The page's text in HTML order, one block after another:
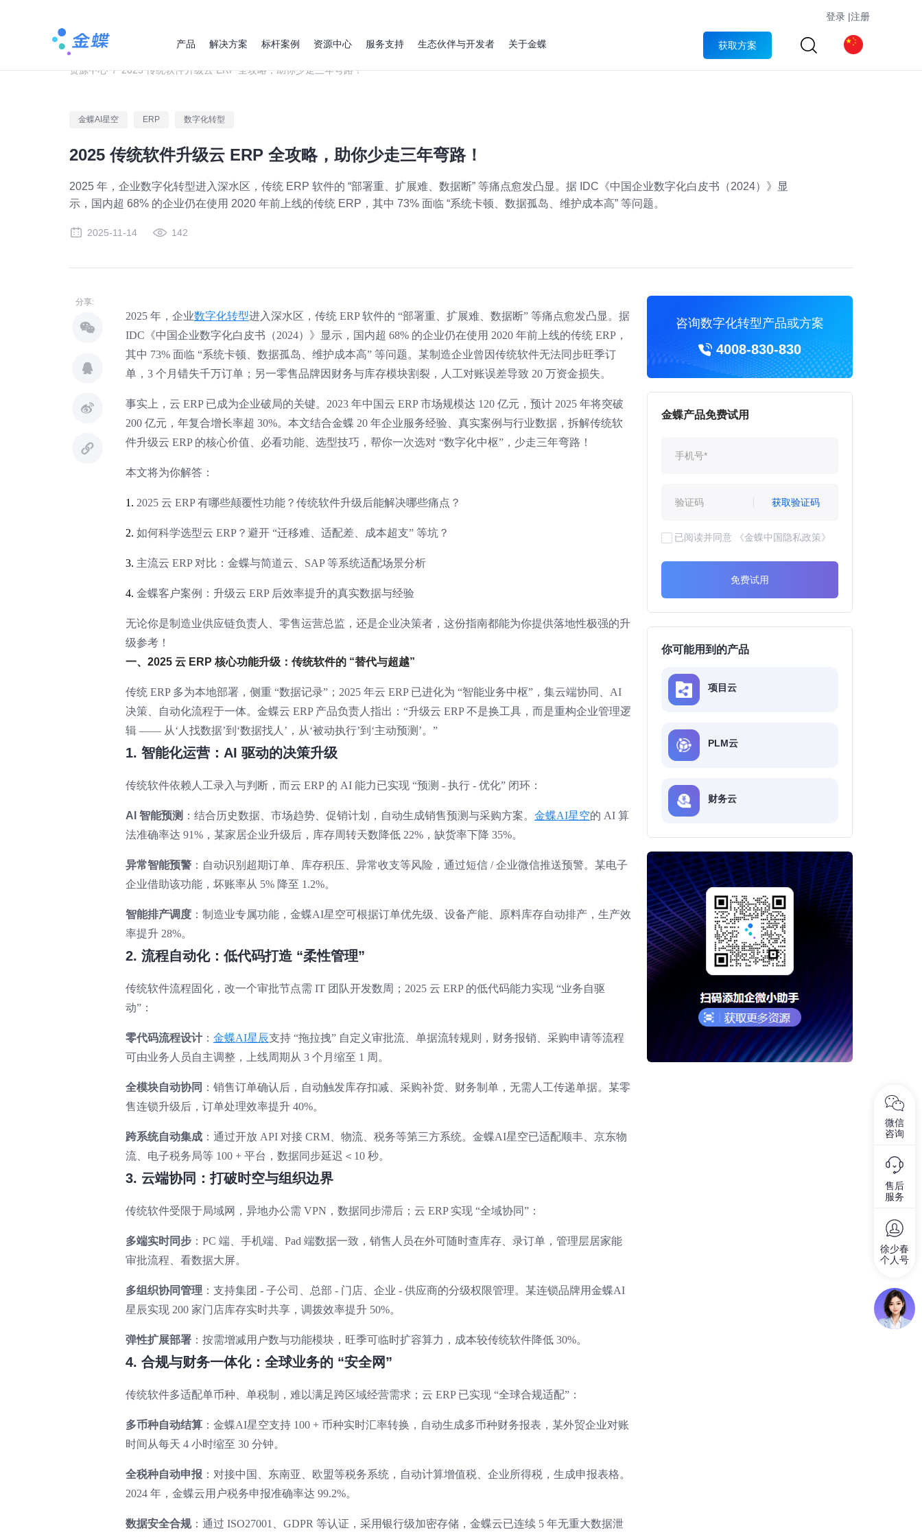
登录 |注册
产品 解决方案 标杆案例 资源中心 服务支持 生态伙伴与开发者 关于金蝶 获取方案
资源中心 / 2025 传统软件升级云 ERP 全攻略，助你少走三年弯路！
金蝶AI星空 ERP 数字化转型
2025 传统软件升级云 ERP 全攻略，助你少走三年弯路！
2025 年，企业数字化转型进入深水区，传统 ERP 软件的 “部署重、扩展难、数据断” 等痛点愈发凸显。据 IDC《中国企业数字化白皮书（2024）》显
示，国内超 68% 的企业仍在使用 2020 年前上线的传统 ERP，其中 73% 面临 “系统卡顿、数据孤岛、维护成本高” 等问题。
2025-11-14 142
分享:
2025 年，企业数字化转型进入深水区，传统 ERP 软件的 “部署重、扩展难、数据断” 等痛点愈发凸显。据
IDC《中国企业数字化白皮书（2024）》显示，国内超 68% 的企业仍在使用 2020 年前上线的传统 ERP，
其中 73% 面临 “系统卡顿、数据孤岛、维护成本高” 等问题。某制造企业曾因传统软件无法同步旺季订
单，3 个月错失千万订单；另一零售品牌因财务与库存模块割裂，人工对账误差导致 20 万资金损失。
事实上，云 ERP 已成为企业破局的关键。2023 年中国云 ERP 市场规模达 120 亿元，预计 2025 年将突破
200 亿元，年复合增长率超 30%。本文结合金蝶 20 年企业服务经验、真实案例与行业数据，拆解传统软
件升级云 ERP 的核心价值、必看功能、选型技巧，帮你一次选对 “数字化中枢”，少走三年弯路！
本文将为你解答：
1. 2025 云 ERP 有哪些颠覆性功能？传统软件升级后能解决哪些痛点？
2. 如何科学选型云 ERP？避开 “迁移难、适配差、成本超支” 等坑？
3. 主流云 ERP 对比：金蝶与简道云、SAP 等系统适配场景分析
4. 金蝶客户案例：升级云 ERP 后效率提升的真实数据与经验
无论你是制造业供应链负责人、零售运营总监，还是企业决策者，这份指南都能为你提供落地性极强的升
级参考！
一、2025 云 ERP 核心功能升级：传统软件的 “替代与超越”
传统 ERP 多为本地部署，侧重 “数据记录”；2025 年云 ERP 已进化为 “智能业务中枢”，集云端协同、AI
决策、自动化流程于一体。金蝶云 ERP 产品负责人指出：“升级云 ERP 不是换工具，而是重构企业管理逻
辑 —— 从‘人找数据’到‘数据找人’，从‘被动执行’到‘主动预测’。”
1. 智能化运营：AI 驱动的决策升级
传统软件依赖人工录入与判断，而云 ERP 的 AI 能力已实现 “预测 - 执行 - 优化” 闭环：
AI 智能预测 ：结合历史数据、市场趋势、促销计划，自动生成销售预测与采购方案。 金蝶AI星空的 AI 算
法准确率达 91%，某家居企业升级后，库存周转天数降低 22%，缺货率下降 35%。
异常智能预警：自动识别超期订单、库存积压、异常收支等风险，通过短信 / 企业微信推送预警。某电子
企业借助该功能，坏账率从 5% 降至 1.2%。
智能排产调度：制造业专属功能，金蝶AI星空可根据订单优先级、设备产能、原料库存自动排产，生产效
率提升 28%。
2. 流程自动化：低代码打造 “柔性管理”
传统软件流程固化，改一个审批节点需 IT 团队开发数周；2025 云 ERP 的低代码能力实现 “业务自驱
动”：
零代码流程设计： 金蝶AI星辰支持 “拖拉拽” 自定义审批流、单据流转规则，财务报销、采购申请等流程
可由业务人员自主调整，上线周期从 3 个月缩至 1 周。
全模块自动协同 ：销售订单确认后，自动触发库存扣减、采购补货、财务制单，无需人工传递单据。某零
售连锁升级后，订单处理效率提升 40%。
跨系统自动集成：通过开放 API 对接 CRM、物流、税务等第三方系统。金蝶AI星空已适配顺丰、京东物
流、电子税务局等 100 + 平台，数据同步延迟＜10 秒。
3. 云端协同：打破时空与组织边界
传统软件受限于局域网，异地办公需 VPN，数据同步滞后；云 ERP 实现 “全域协同”：
多端实时同步：PC 端、手机端、Pad 端数据一致，销售人员在外可随时查库存、录订单，管理层居家能
审批流程、看数据大屏。
多组织协同管理 ：支持集团 - 子公司、总部 - 门店、企业 - 供应商的分级权限管理。某连锁品牌用金蝶AI
星辰实现 200 家门店库存实时共享，调拨效率提升 50%。
弹性扩展部署：按需增减用户数与功能模块，旺季可临时扩容算力，成本较传统软件降低 30%。
4. 合规与财务一体化：全球业务的 “安全网”
传统软件多适配单币种、单税制，难以满足跨区域经营需求；云 ERP 已实现 “全球合规适配”：
多币种自动结算：金蝶AI星空支持 100 + 币种实时汇率转换，自动生成多币种财务报表，某外贸企业对账
时间从每天 4 小时缩至 30 分钟。
全税种自动申报 ：对接中国、东南亚、欧盟等税务系统，自动计算增值税、企业所得税，生成申报表格。
2024 年，金蝶云用户税务申报准确率达 99.2%。
数据安全合规：通过 ISO27001、GDPR 等认证，采用银行级加密存储，金蝶云已连续 5 年无重大数据泄
咨询数字化转型产品或方案
4008-830-830
金蝶产品免费试用
获取验证码
已阅读并同意 《金蝶中国隐私政策》
免费试用
你可能用到的产品
项目云
PLM云
财务云
微信
咨询
售后
服务
徐少春
个人号